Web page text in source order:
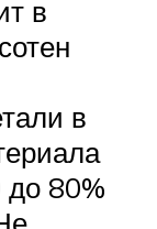
в
в
до 80%